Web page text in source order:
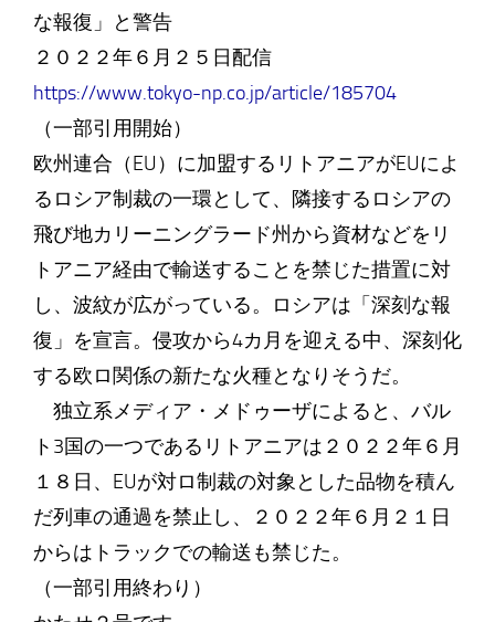
な報復」と警告
２０２２年６月２５日配信
https://www.tokyo-np.co.jp/article/185704
（一部引用開始）
欧州連合（EU）に加盟するリトアニアがEUによ
るロシア制裁の一環として、隣接するロシアの
飛び地カリーニングラード州から資材などをリ
トアニア経由で輸送することを禁じた措置に対
し、波紋が広がっている。ロシアは「深刻な報
復」を宣言。侵攻から4カ月を迎える中、深刻化
する欧ロ関係の新たな火種となりそうだ。
独立系メディア・メドゥーザによると、バル
ト3国の一つであるリトアニアは２０２２年６月
１８日、EUが対ロ制裁の対象とした品物を積ん
だ列車の通過を禁止し、２０２２年６月２１日
からはトラックでの輸送も禁じた。
（一部引用終わり）